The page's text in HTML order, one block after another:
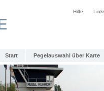
Hilfe
Start Pegelauswahl über Karte